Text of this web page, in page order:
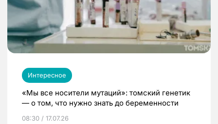
Интересное
«Мы все носители мутаций»: томский генетик
— о том, что нужно знать до беременности
08:30 / 17.07.26